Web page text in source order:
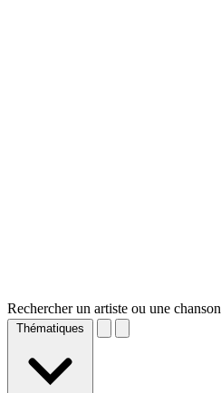
Rechercher un artiste ou une chanson
Thématiques